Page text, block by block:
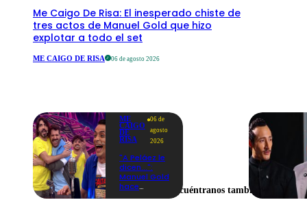
Me Caigo De Risa: El inesperado chiste de
tres actos de Manuel Gold que hizo
explotar a todo el set
ME CAIGO DE RISA 06 de agosto 2026
ME
CAIGO
DE
RISA
06 de
agosto
2026
"A Peláez le
dicen...":
Manuel Gold
hace
Encuéntranos también en